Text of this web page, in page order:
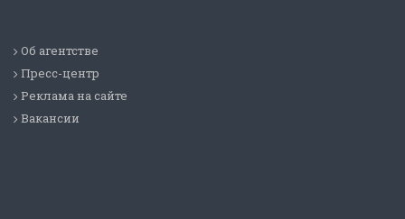
Об агентстве
Пресс-центр
Реклама на сайте
Вакансии